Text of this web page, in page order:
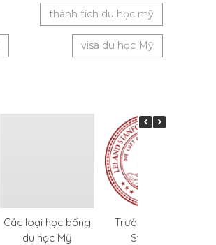
thành tích du học mỹ
visa du học Mỹ
Các loại học bổng
du học Mỹ
Trường Đại Học
Stanford